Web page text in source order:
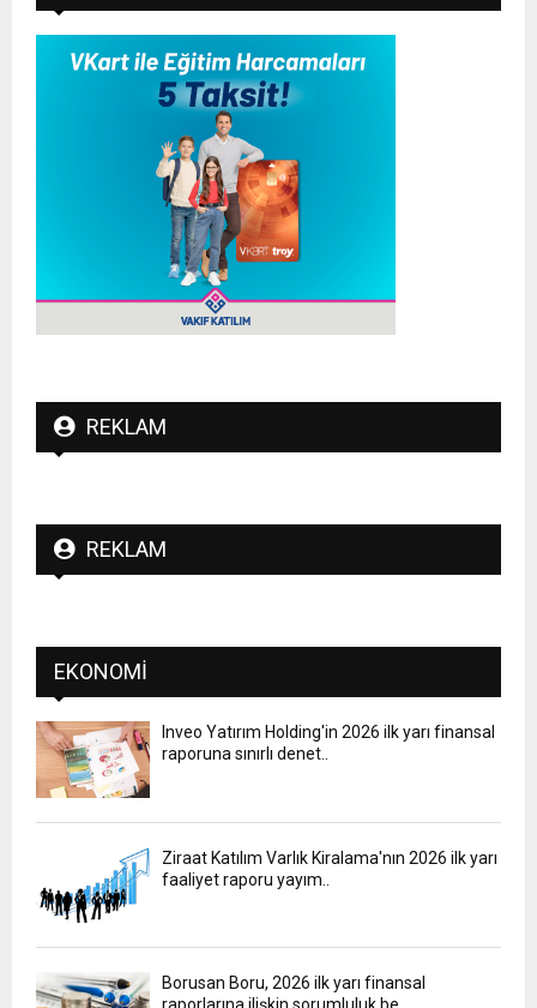
REKLAM
REKLAM
EKONOMI
Inveo Yatırım Holding'in 2026 ilk yarı finansal
raporuna sınırlı denet..
Ziraat Katılım Varlık Kiralama'nın 2026 ilk yarı
faaliyet raporu yayım..
Borusan Boru, 2026 ilk yarı finansal